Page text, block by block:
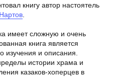
книгу автор настоятель
имеет сложную и очень
книга является
изучения и описания.
истории храма и
казаков-хоперцев в